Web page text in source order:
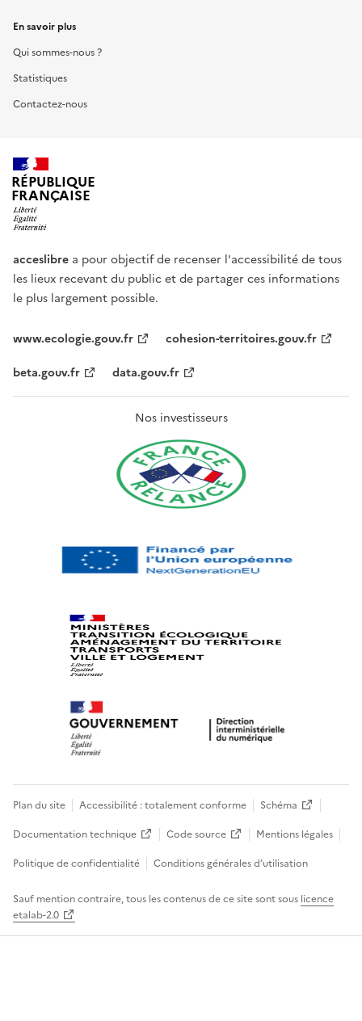
En savoir plus
Qui sommes-nous ?
Statistiques
Contactez-nous
RÉPUBLIQUE
FRANÇAISE
acceslibre a pour objectif de recenser l'accessibilité de tous
les lieux recevant du public et de partager ces informations
le plus largement possible.
www.ecologie.gouv.fr
cohesion-territoires.gouv.fr
beta.gouv.fr
data.gouv.fr
Nos investisseurs
Plan du site Accessibilité : totalement conforme
Schéma
Documentation technique
Code source
Mentions légales
Politique de confidentialité
Conditions générales d’utilisation
Sauf mention contraire, tous les contenus de ce site sont sous licence
etalab-2.0